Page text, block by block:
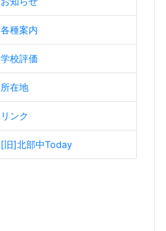
各種案内
学校評価
所在地
リンク
[旧]北部中Today